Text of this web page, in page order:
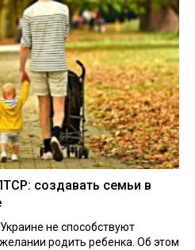
создавать семьи в
не способствуют
родить ребенка. Об этом